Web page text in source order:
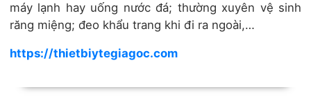
máy lạnh hay uống nước đá; thường xuyên vệ sinh
răng miệng; đeo khẩu trang khi đi ra ngoài,…
https://thietbiytegiagoc.com